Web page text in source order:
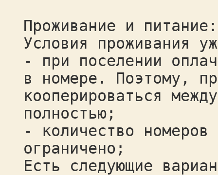
Проживание и питание:
Условия проживания
- при поселении
в номере. Поэтому,
кооперироваться
полностью;
- количество номеров
ограничено;
Есть следующие